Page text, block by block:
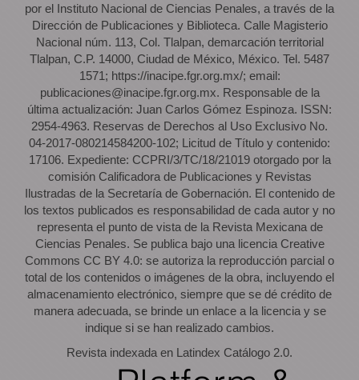
por el Instituto Nacional de Ciencias Penales, a través de la
Dirección de Publicaciones y Biblioteca. Calle Magisterio
Nacional núm. 113, Col. Tlalpan, demarcación territorial
Tlalpan, C.P. 14000, Ciudad de México, México. Tel. 5487
1571; https://inacipe.fgr.org.mx/; email:
publicaciones@inacipe.fgr.org.mx. Responsable de la
última actualización: Juan Carlos Gómez Espinoza. ISSN:
2954-4963. Reservas de Derechos al Uso Exclusivo No.
04-2017-080214584200-102; Licitud de Título y contenido:
17106. Expediente: CCPRI/3/TC/18/21019 otorgado por la
comisión Calificadora de Publicaciones y Revistas
Ilustradas de la Secretaría de Gobernación. El contenido de
los textos publicados es responsabilidad de cada autor y no
representa el punto de vista de la Revista Mexicana de
Ciencias Penales. Se publica bajo una licencia Creative
Commons CC BY 4.0: se autoriza la reproducción parcial o
total de los contenidos o imágenes de la obra, incluyendo el
almacenamiento electrónico, siempre que se dé crédito de
manera adecuada, se brinde un enlace a la licencia y se
indique si se han realizado cambios.
Revista indexada en Latindex Catálogo 2.0.